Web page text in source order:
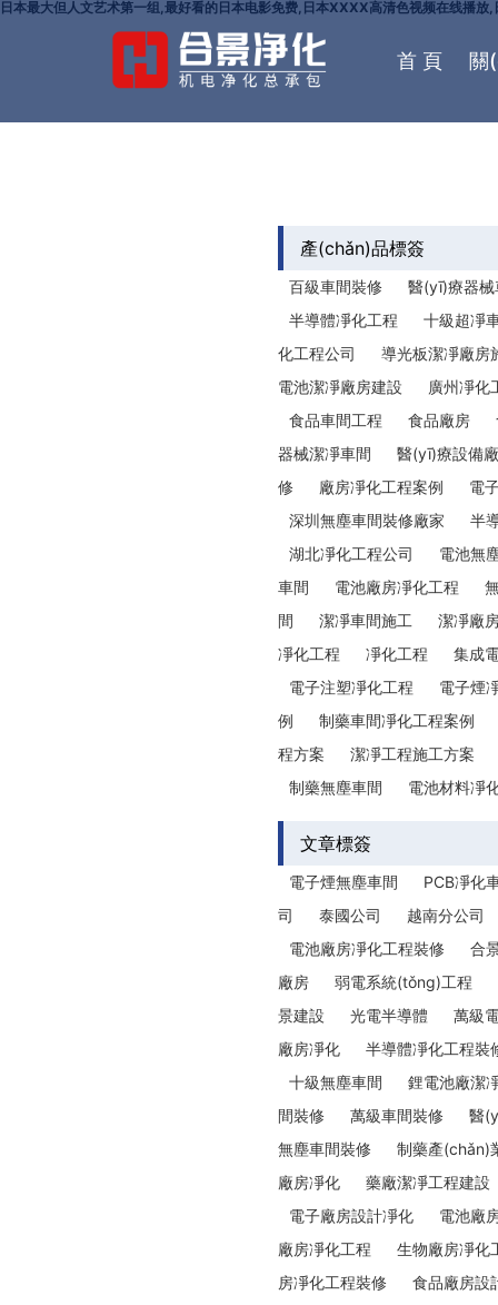
日本最大但人文艺术第一组,最好看的日本电影免费,日本XXXX高清色视频在线播
首 頁 關
產(chǎn)品標簽
百級車間裝修
醫(yī)療器械
半導體凈化工程
十級超凈
化工程公司
導光板潔凈廠房
電池潔凈廠房建設
廣州凈化
食品車間工程
食品廠房
器械潔凈車間
醫(yī)療設備
修
廠房凈化工程案例
電
深圳無塵車間裝修廠家
半
湖北凈化工程公司
電池無
車間
電池廠房凈化工程
間
潔凈車間施工
潔凈廠
凈化工程
凈化工程
集成
電子注塑凈化工程
電子煙
例
制藥車間凈化工程案例
程方案
潔凈工程施工方案
制藥無塵車間
電池材料凈
文章標簽
電子煙無塵車間
PCB凈化
司
泰國公司
越南分公司
電池廠房凈化工程裝修
合
廠房
弱電系統(tǒng)工程
景建設
光電半導體
萬級
廠房凈化
半導體凈化工程裝
十級無塵車間
鋰電池廠潔
間裝修
萬級車間裝修
醫
無塵車間裝修
制藥產(chǎn)
廠房凈化
藥廠潔凈工程建設
電子廠房設計凈化
電池廠
廠房凈化工程
生物廠房凈化
房凈化工程裝修
食品廠房設